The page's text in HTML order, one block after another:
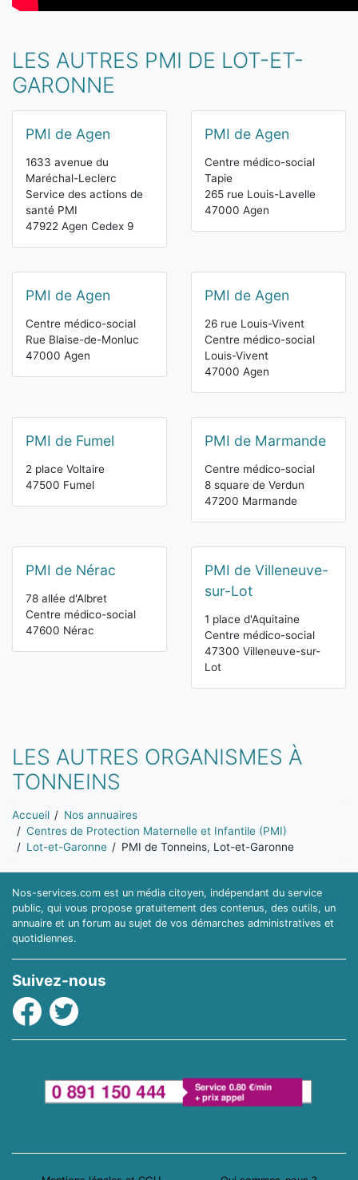
LES AUTRES PMI DE LOT-ET-
GARONNE
PMI de Agen
1633 avenue du
Maréchal-Leclerc
Service des actions de
santé PMI
47922 Agen Cedex 9
PMI de Agen
Centre médico-social
Tapie
265 rue Louis-Lavelle
47000 Agen
PMI de Agen
Centre médico-social
Rue Blaise-de-Monluc
47000 Agen
PMI de Agen
26 rue Louis-Vivent
Centre médico-social
Louis-Vivent
47000 Agen
PMI de Fumel
2 place Voltaire
47500 Fumel
PMI de Marmande
Centre médico-social
8 square de Verdun
47200 Marmande
PMI de Nérac
78 allée d'Albret
Centre médico-social
47600 Nérac
PMI de Villeneuve-
sur-Lot
1 place d'Aquitaine
Centre médico-social
47300 Villeneuve-sur-
Lot
LES AUTRES ORGANISMES À
TONNEINS
Vous êtes ici:
Accueil
Nos annuaires
Centres de Protection Maternelle et Infantile (PMI)
Lot-et-Garonne
PMI de Tonneins, Lot-et-Garonne
Nos-services.com est un média citoyen, indépendant du service
public, qui vous propose gratuitement des contenus, des outils, un
annuaire et un forum au sujet de vos démarches administratives et
quotidiennes.
Suivez-nous
Facebook
Twitter